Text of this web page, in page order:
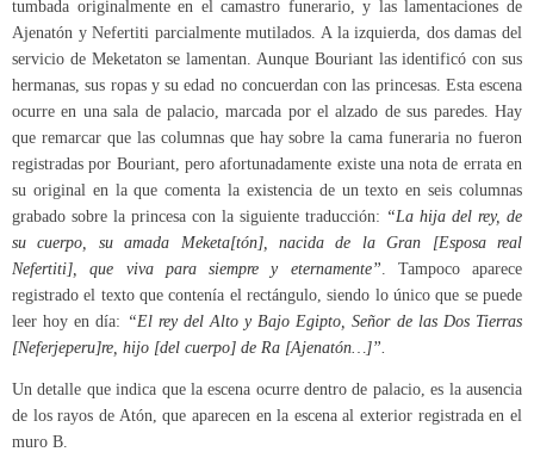
tumbada originalmente en el camastro funerario, y las lamentaciones de
Ajenatón y Nefertiti parcialmente mutilados. A la izquierda, dos damas del
servicio de Meketaton se lamentan. Aunque Bouriant las identificó con sus
hermanas, sus ropas y su edad no concuerdan con las princesas. Esta escena
ocurre en una sala de palacio, marcada por el alzado de sus paredes. Hay
que remarcar que las columnas que hay sobre la cama funeraria no fueron
registradas por Bouriant, pero afortunadamente existe una nota de errata en
su original en la que comenta la existencia de un texto en seis columnas
grabado sobre la princesa con la siguiente traducción: “La hija del rey, de
su cuerpo, su amada Meketa[tón], nacida de la Gran [Esposa real
Nefertiti], que viva para siempre y eternamente” . Tampoco aparece
registrado el texto que contenía el rectángulo, siendo lo único que se puede
leer hoy en día: “El rey del Alto y Bajo Egipto, Señor de las Dos Tierras
[Neferjeperu]re, hijo [del cuerpo] de Ra [Ajenatón…]”.
Un detalle que indica que la escena ocurre dentro de palacio, es la ausencia
de los rayos de Atón, que aparecen en la escena al exterior registrada en el
muro B.